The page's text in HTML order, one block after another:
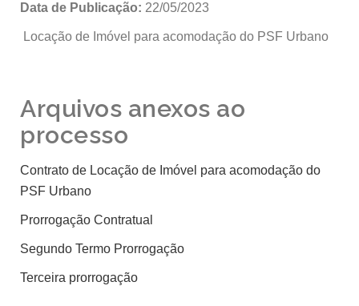
Data de Publicação: 22/05/2023
Locação de Imóvel para acomodação do PSF Urbano
Arquivos anexos ao
processo
Contrato de Locação de Imóvel para acomodação do
PSF Urbano
Prorrogação Contratual
Segundo Termo Prorrogação
Terceira prorrogação